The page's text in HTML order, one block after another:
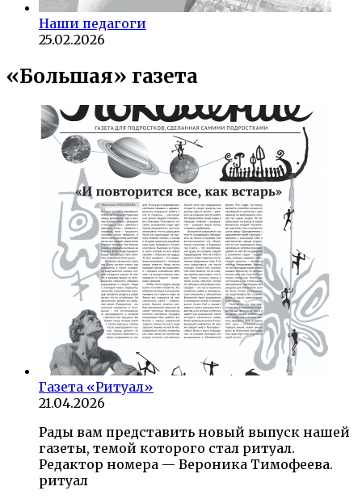
Наши педагоги
25.02.2026
«Большая» газета
Газета «Ритуал»
21.04.2026
Рады вам представить новый выпуск нашей
газеты, темой которого стал ритуал.
Редактор номера — Вероника Тимофеева.
ритуал